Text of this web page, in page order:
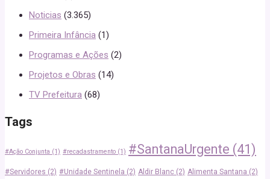
Noticias (3.365)
Primeira Infância (1)
Programas e Ações (2)
Projetos e Obras (14)
TV Prefeitura (68)
Tags
#Ação Conjunta (1) #recadastramento (1) #SantanaUrgente (41)
#Servidores (2) #Unidade Sentinela (2) Aldir Blanc (2) Alimenta Santana (2)